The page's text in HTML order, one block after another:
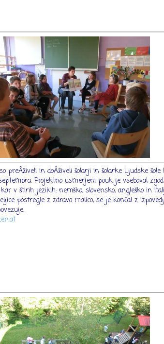
preÂživeli in doÂživeli šolarji in šolarke Ljudske šole
Projektno usmerjeni pouk je vseboval
v štirih jezikih: nemško, slovensko, angleško in
postregle z zdravo malico, se je končal z